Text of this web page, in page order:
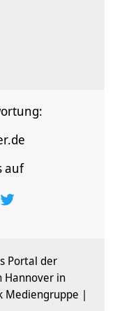
auf
Portal der
Hannover in
Mediengruppe |